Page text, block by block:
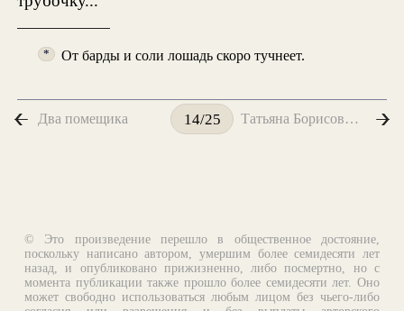
* От барды и соли лошадь скоро тучнеет.
Два помещика 14/25 Татьяна Борисовна и ее племянник
© Это произведение перешло в общественное достояние,
поскольку написано автором, умершим более семидесяти лет
назад, и опубликовано прижизненно, либо посмертно, но с
момента публикации также прошло более семидесяти лет. Оно
может свободно использоваться любым лицом без чьего-либо